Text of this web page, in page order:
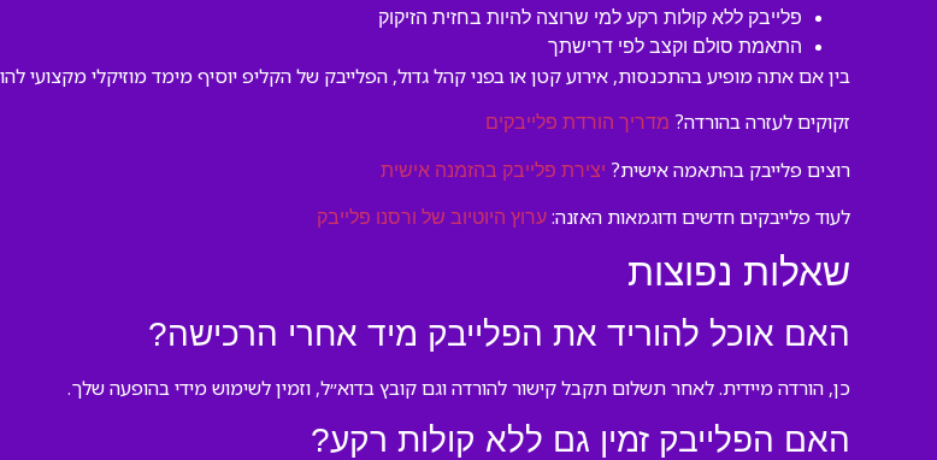
פלייבק ללא קולות רקע למי שרוצה להיות בחזית הזיקוק
התאמת סולם וקצב לפי דרישתך
בין אם אתה מופיע בהתכנסות, אירוע קטן או בפני קהל גדול, הפלייבק של הקליפ יוסיף מימד מוזיקלי מקצועי
זקוקים לעזרה בהורדה? מדריך הורדת פלייבקים
רוצים פלייבק בהתאמה אישית? יצירת פלייבק בהזמנה אישית
לעוד פלייבקים חדשים ודוגמאות האזנה: ערוץ היוטיוב של ורסנו פלייבק
שאלות נפוצות
האם אוכל להוריד את הפלייבק מיד אחרי הרכישה?
כן, הורדה מיידית. לאחר תשלום תקבל קישור להורדה וגם קובץ בדוא״ל, וזמין לשימוש מידי בהופעה שלך.
האם הפלייבק זמין גם ללא קולות רקע?